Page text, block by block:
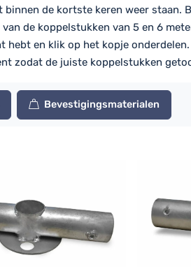
de kortste keren weer
de koppelstukken van 5 en 6
en klik op het kopje
zodat de juiste koppelstukken
Bevestigingsmaterialen